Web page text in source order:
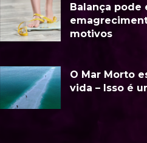
Balança pode
motivos
O Mar Morto
vida – Isso é